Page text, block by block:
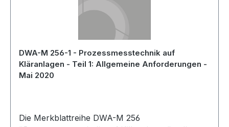
DWA-M 256-1 - Prozessmesstechnik auf
Kläranlagen - Teil 1: Allgemeine Anforderungen -
Mai 2020
Die Merkblattreihe DWA-M 256